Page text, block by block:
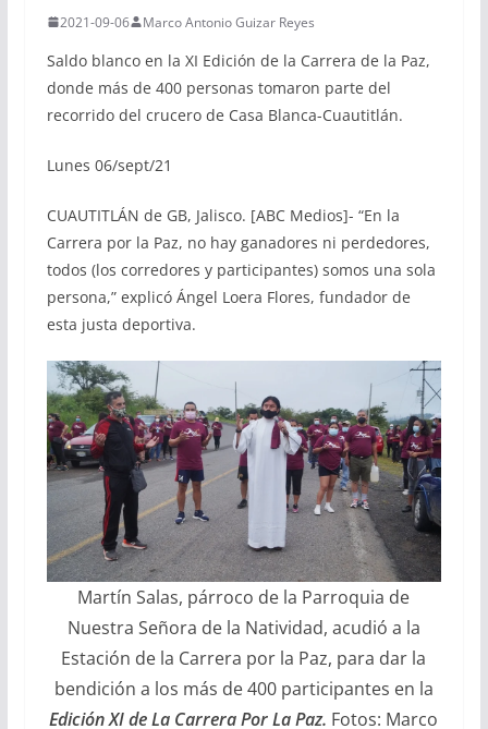
2021-09-06 Marco Antonio Guizar Reyes
Saldo blanco en la XI Edición de la Carrera de la Paz,
donde más de 400 personas tomaron parte del
recorrido del crucero de Casa Blanca-Cuautitlán.
Lunes 06/sept/21
CUAUTITLÁN de GB, Jalisco. [ABC Medios]- “En la
Carrera por la Paz, no hay ganadores ni perdedores,
todos (los corredores y participantes) somos una sola
persona,” explicó Ángel Loera Flores, fundador de
esta justa deportiva.
Martín Salas, párroco de la Parroquia de
Nuestra Señora de la Natividad, acudió a la
Estación de la Carrera por la Paz, para dar la
bendición a los más de 400 participantes en la
Edición XI de La Carrera Por La Paz. Fotos: Marco